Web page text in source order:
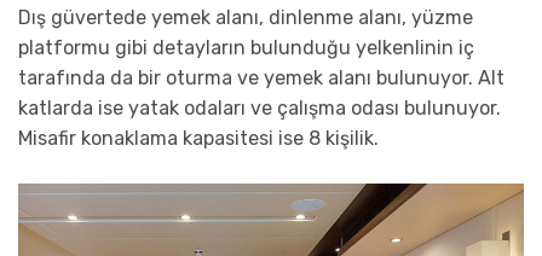
Dış güvertede yemek alanı, dinlenme alanı, yüzme
platformu gibi detayların bulunduğu yelkenlinin iç
tarafında da bir oturma ve yemek alanı bulunuyor. Alt
katlarda ise yatak odaları ve çalışma odası bulunuyor.
Misafir konaklama kapasitesi ise 8 kişilik.